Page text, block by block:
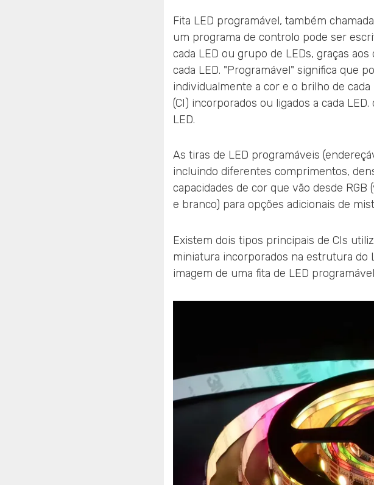
Fita LED programável, também chamada
um programa de controlo pode ser
cada LED ou grupo de LEDs, graças
cada LED. "Programável" significa que
individualmente a cor e o brilho de
(CI) incorporados ou ligados a cada
LED.
As tiras de LED programáveis
incluindo diferentes comprimentos,
capacidades de cor que vão desde
e branco) para opções adicionais de
Existem dois tipos principais de CIs
miniatura incorporados na estrutura do
imagem de uma fita de LED